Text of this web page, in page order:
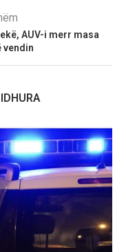
AUV-i merr masa
vendin